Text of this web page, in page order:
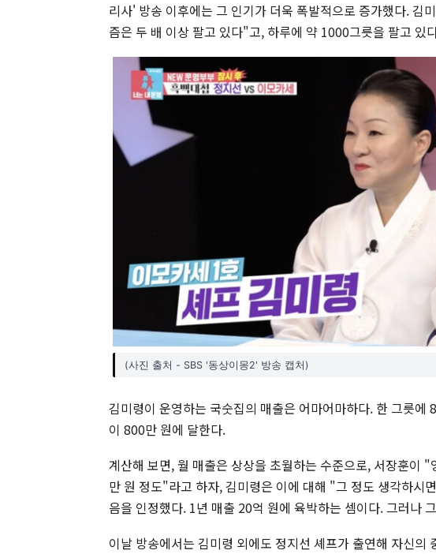
리사' 방송 이후에는 그 인기가 더욱 폭발적으로 증가했다. 김
즘은 두 배 이상 팔고 있다"고, 하루에 약 1000그릇을 팔고 있
(사진 출처 - SBS '동상이몽2' 방송 캡처)
김미령이 운영하는 국숫집의 매출은 어마어마하다. 한 그릇에
이 800만 원에 달한다.
계산해 보면, 월 매출은 상상을 초월하는 수준으로, 서장훈이
만 원 정도"라고 하자, 김미령은 이에 대해 "그 정도 생각하시
음을 인정했다. 1년 매출 20억 원에 육박하는 셈이다. 그러나
이날 방송에서는 김미령 외에도 정지선 셰프가 출연해 자신의